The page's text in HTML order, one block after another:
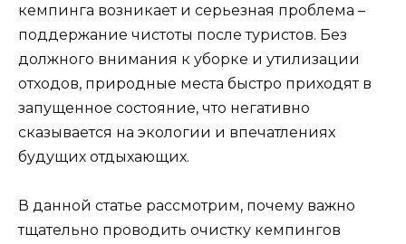
кемпинга возникает и серьезная проблема –
поддержание чистоты после туристов. Без
должного внимания к уборке и утилизации
отходов, природные места быстро приходят в
запущенное состояние, что негативно
сказывается на экологии и впечатлениях
будущих отдыхающих.
В данной статье рассмотрим, почему важно
тщательно проводить очистку кемпингов